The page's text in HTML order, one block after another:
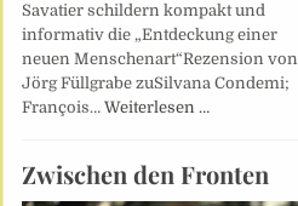
Savatier schildern kompakt und
informativ die „Entdeckung einer
neuen Menschenart“Rezension von
Jörg Füllgrabe zuSilvana Condemi;
François… Weiterlesen …
Zwischen den Fronten